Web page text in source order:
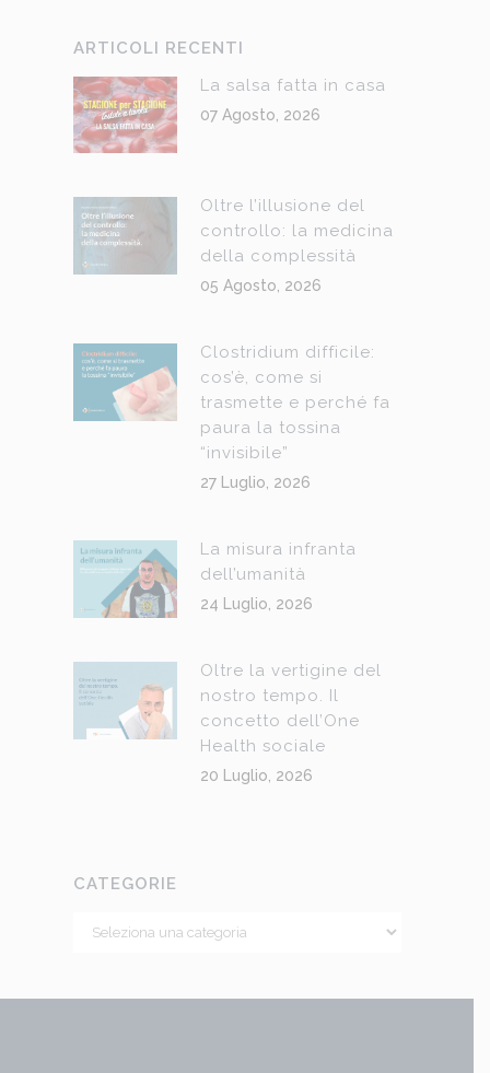
ARTICOLI RECENTI
La salsa fatta in casa
07 Agosto, 2026
Oltre l’illusione del
controllo: la medicina
della complessità
05 Agosto, 2026
Clostridium difficile:
cos’è, come si
trasmette e perché fa
paura la tossina
“invisibile”
27 Luglio, 2026
La misura infranta
dell’umanità
24 Luglio, 2026
Oltre la vertigine del
nostro tempo. Il
concetto dell’One
Health sociale
20 Luglio, 2026
CATEGORIE